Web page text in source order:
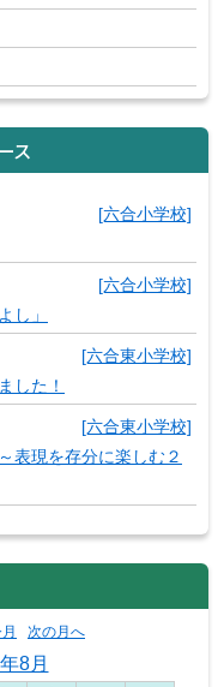
ス
[六合小学校]
[六合小学校]
し」
[六合東小学校]
した！
[六合東小学校]
表現を存分に楽しむ２
次の月へ
8月